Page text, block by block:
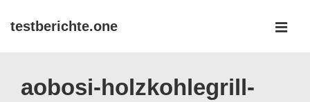
Zumtestberichte.one
Navigation
aobosi-holzkohlegrill-